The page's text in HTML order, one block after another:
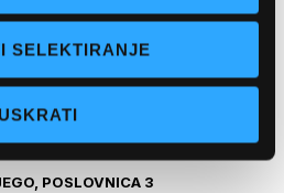
SELEKTIRANJE
USKRATI
pet: 07 - 21h,
07-21h
POSLOVNICA 3